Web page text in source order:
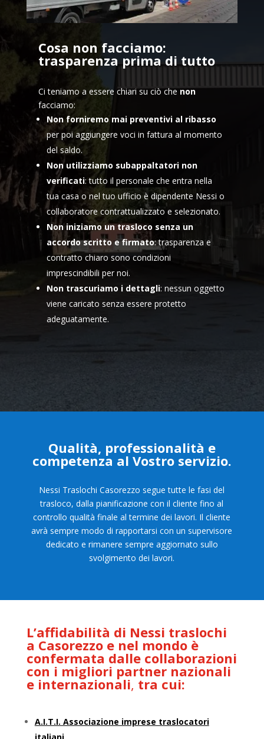
Cosa non facciamo:
trasparenza prima di tutto
Ci teniamo a essere chiari su ciò chenon
facciamo:
Non forniremo mai preventivi al ribasso
per poi aggiungere voci in fattura al momento
del saldo.
Non utilizziamo subappaltatori non
verificati: tutto il personale che entra nella
tua casa o nel tuo ufficio è dipendente Nessi o
collaboratore contrattualizzato e selezionato.
Non iniziamo un trasloco senza un
accordo scritto e firmato: trasparenza e
contratto chiaro sono condizioni
imprescindibili per noi.
Non trascuriamo i dettagli: nessun oggetto
viene caricato senza essere protetto
adeguatamente.
Qualità, professionalità e
competenza al Vostro servizio.
Nessi Traslochi Casorezzo segue tutte le fasi del
trasloco, dalla pianificazione con il cliente fino al
controllo qualità finale al termine dei lavori. Il cliente
avrà sempre modo di rapportarsi con un supervisore
dedicato e rimanere sempre aggiornato sullo
svolgimento dei lavori.
L’affidabilità di Nessi traslochi
a Casorezzo e nel mondo è
confermata dalle collaborazioni
con i migliori partner nazionali
e internazionali, tra cui:
A.I.T.I. Associazione imprese traslocatori
italiani